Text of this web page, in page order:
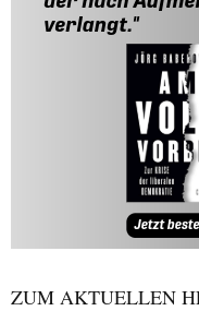
ZUM AKTUELLEN